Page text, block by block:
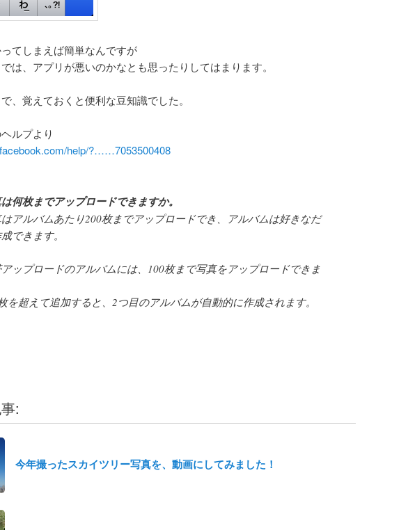
てしまえば簡単なんですが
は、アプリが悪いのかなとも思ったりしてはまります。
、覚えておくと便利な豆知識でした。
ルプより
help/?……7053500408
何枚までアップロードできますか。
アルバムあたり200枚までアップロードでき、アルバムは好きなだ
できます。
ップロードのアルバムには、100枚まで写真をアップロードできま
を超えて追加すると、2つ目のアルバムが自動的に作成されます。
:
今年撮ったスカイツリー写真を、動画にしてみました！